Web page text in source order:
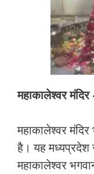
महाकालेश्वर मंदिर
महाकालेश्वर मंदिर
है। यह मध्यप्रदेश
महाकालेश्वर